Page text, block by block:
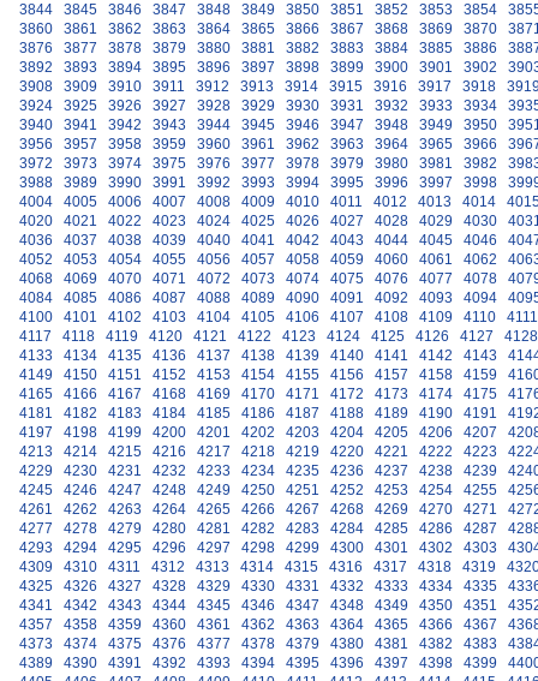
3844
3845 3846 3847 3848 3849 3850 3851 3852 3853 3854
3860
3861 3862 3863 3864 3865 3866 3867 3868 3869 3870
3876
3877 3878 3879 3880 3881 3882 3883 3884 3885 3886
3892
3893 3894 3895 3896 3897 3898 3899 3900 3901 3902
3908
3909 3910 3911 3912 3913 3914 3915 3916 3917 3918
3924
3925 3926 3927 3928 3929 3930 3931 3932 3933 3934
3940
3941 3942 3943 3944 3945 3946 3947 3948 3949 3950
3956
3957 3958 3959 3960 3961 3962 3963 3964 3965 3966
3972
3973 3974 3975 3976 3977 3978 3979 3980 3981 3982
3988
3989 3990 3991 3992 3993 3994 3995 3996 3997 3998
4004
4005 4006 4007 4008 4009 4010 4011 4012 4013 4014
4020
4021 4022 4023 4024 4025 4026 4027 4028 4029 4030
4036
4037 4038 4039 4040 4041 4042 4043 4044 4045 4046
4052
4053 4054 4055 4056 4057 4058 4059 4060 4061 4062
4068
4069 4070 4071 4072 4073 4074 4075 4076 4077 4078
4084
4085 4086 4087 4088 4089 4090 4091 4092 4093 4094
4100
4101 4102 4103 4104 4105 4106 4107 4108 4109 4110
4111
4117
4118 4119 4120 4121 4122 4123 4124 4125 4126 4127
4128
4133
4134 4135 4136 4137 4138 4139 4140 4141 4142 4143
4149
4150 4151 4152 4153 4154 4155 4156 4157 4158 4159
4165
4166 4167 4168 4169 4170 4171 4172 4173 4174 4175
4181
4182 4183 4184 4185 4186 4187 4188 4189 4190 4191
4197
4198 4199 4200 4201 4202 4203 4204 4205 4206 4207
4213
4214 4215 4216 4217 4218 4219 4220 4221 4222 4223
4229
4230 4231 4232 4233 4234 4235 4236 4237 4238 4239
4245
4246 4247 4248 4249 4250 4251 4252 4253 4254 4255
4261
4262 4263 4264 4265 4266 4267 4268 4269 4270 4271
4277
4278 4279 4280 4281 4282 4283 4284 4285 4286 4287
4293
4294 4295 4296 4297 4298 4299 4300 4301 4302 4303
4309
4310 4311 4312 4313 4314 4315 4316 4317 4318 4319
4325
4326 4327 4328 4329 4330 4331 4332 4333 4334 4335
4341
4342 4343 4344 4345 4346 4347 4348 4349 4350 4351
4357
4358 4359 4360 4361 4362 4363 4364 4365 4366 4367
4373
4374 4375 4376 4377 4378 4379 4380 4381 4382 4383
4389
4390 4391 4392 4393 4394 4395 4396 4397 4398 4399